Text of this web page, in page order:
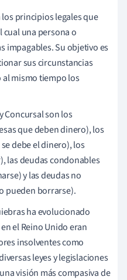
los principios legales que
cual una persona o
impagables. Su objetivo es
sus circunstancias
mismo tiempo los
Concursal son los
que deben dinero), los
debe el dinero), los
las deudas condonables
y las deudas no
pueden borrarse).
ha evolucionado
el Reino Unido eran
insolventes como
leyes y legislaciones
visión más compasiva de